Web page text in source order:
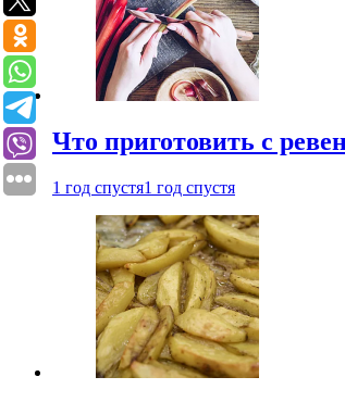
Что приготовить с
1 год спустя1 год спустя